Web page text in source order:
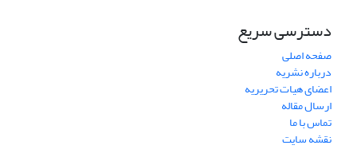
دسترسی سریع
صفحه اصلی
درباره نشریه
اعضای هیات تحریریه
ارسال مقاله
تماس با ما
نقشه سایت